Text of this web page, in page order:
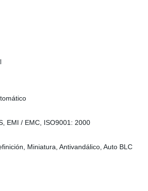
EMI / EMC, ISO9001: 2000
Miniatura, Antivandálico, Auto BLC